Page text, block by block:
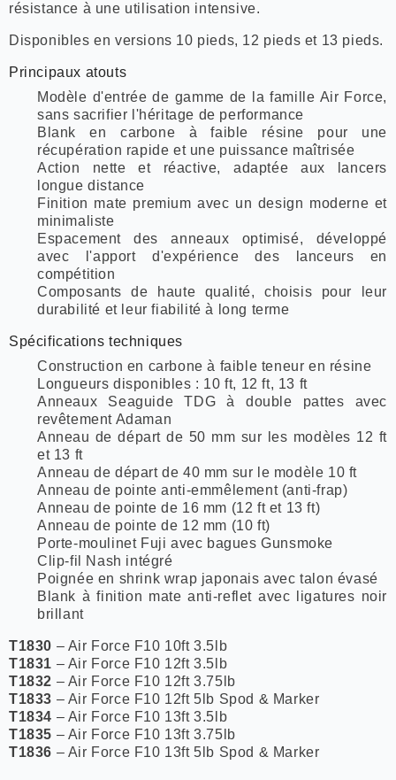
résistance à une utilisation intensive.
Disponibles en versions 10 pieds, 12 pieds et 13 pieds.
Principaux atouts
Modèle d'entrée de gamme de la famille Air Force,
sans sacrifier l'héritage de performance
Blank en carbone à faible résine pour une
récupération rapide et une puissance maîtrisée
Action nette et réactive, adaptée aux lancers
longue distance
Finition mate premium avec un design moderne et
minimaliste
Espacement des anneaux optimisé, développé
avec l'apport d'expérience des lanceurs en
compétition
Composants de haute qualité, choisis pour leur
durabilité et leur fiabilité à long terme
Spécifications techniques
Construction en carbone à faible teneur en résine
Longueurs disponibles : 10 ft, 12 ft, 13 ft
Anneaux Seaguide TDG à double pattes avec
revêtement Adaman
Anneau de départ de 50 mm sur les modèles 12 ft
et 13 ft
Anneau de départ de 40 mm sur le modèle 10 ft
Anneau de pointe anti-emmêlement (anti-frap)
Anneau de pointe de 16 mm (12 ft et 13 ft)
Anneau de pointe de 12 mm (10 ft)
Porte-moulinet Fuji avec bagues Gunsmoke
Clip-fil Nash intégré
Poignée en shrink wrap japonais avec talon évasé
Blank à finition mate anti-reflet avec ligatures noir
brillant
T1830 – Air Force F10 10ft 3.5lb
T1831 – Air Force F10 12ft 3.5lb
T1832 – Air Force F10 12ft 3.75lb
T1833 – Air Force F10 12ft 5lb Spod & Marker
T1834 – Air Force F10 13ft 3.5lb
T1835 – Air Force F10 13ft 3.75lb
T1836 – Air Force F10 13ft 5lb Spod & Marker